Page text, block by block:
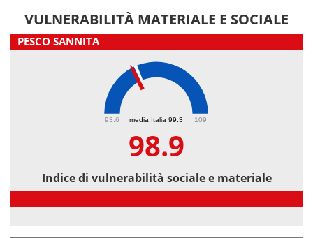
VULNERABILITÀ MATERIALE E SOCIALE
PESCO SANNITA
media Italia 99.3
93.6 109
98.9
Indice di vulnerabilità sociale e materiale